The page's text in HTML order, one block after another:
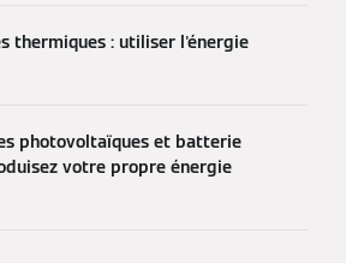
thermiques : utiliser l'énergie
photovoltaïques et batterie
votre propre énergie